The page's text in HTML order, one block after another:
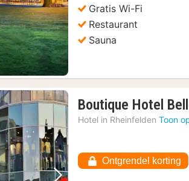
Gratis Wi-Fi
Restaurant
Sauna
Boutique Hotel
Hotel in Rheinfelden Toon
Ontgrendel korting